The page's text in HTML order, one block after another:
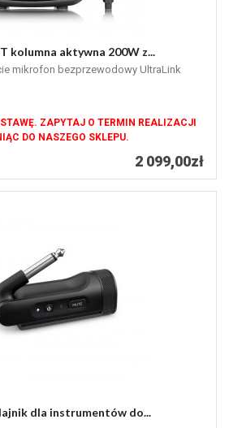
kolumna aktywna 200W z...
mikrofon bezprzewodowy UltraLink
ZAPYTAJ O TERMIN REALIZACJI
DO NASZEGO SKLEPU.
2 099,00zł
dla instrumentów do...